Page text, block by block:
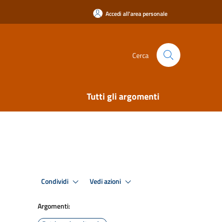
Accedi all'area personale
Cerca
Tutti gli argomenti
Condividi Vedi azioni
Argomenti: